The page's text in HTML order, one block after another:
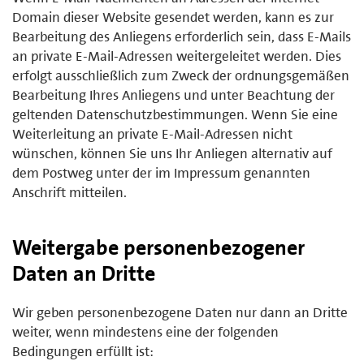
Domain dieser Website gesendet werden, kann es zur
Bearbeitung des Anliegens erforderlich sein, dass E-Mails
an private E-Mail-Adressen weitergeleitet werden. Dies
erfolgt ausschließlich zum Zweck der ordnungsgemäßen
Bearbeitung Ihres Anliegens und unter Beachtung der
geltenden Datenschutzbestimmungen. Wenn Sie eine
Weiterleitung an private E-Mail-Adressen nicht
wünschen, können Sie uns Ihr Anliegen alternativ auf
dem Postweg unter der im Impressum genannten
Anschrift mitteilen.
Weitergabe personenbezogener
Daten an Dritte
Wir geben personenbezogene Daten nur dann an Dritte
weiter, wenn mindestens eine der folgenden
Bedingungen erfüllt ist: